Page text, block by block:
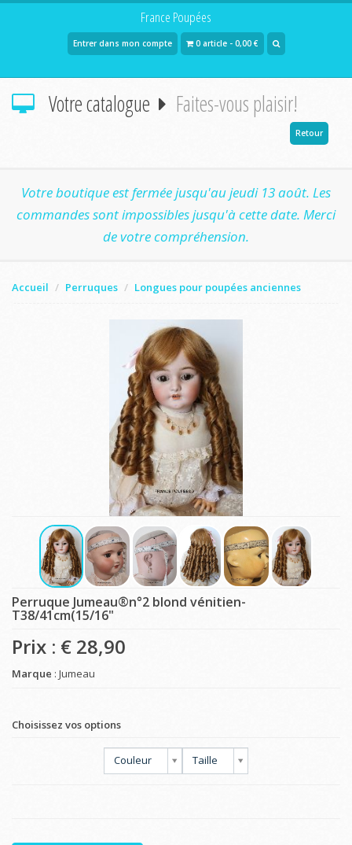
France Poupées
Entrer dans mon compte 0 article - 0,00 €
Votre catalogue Faites-vous plaisir!
Retour
Votre boutique est fermée jusqu'au jeudi 13 août. Les
commandes sont impossibles jusqu'à cette date. Merci
de votre compréhension.
Accueil Perruques Longues pour poupées anciennes
Perruque Jumeau®n°2 blond vénitien-
T38/41cm(15/16"
Prix : € 28,90
Marque : Jumeau
Choisissez vos options
Couleur Taille